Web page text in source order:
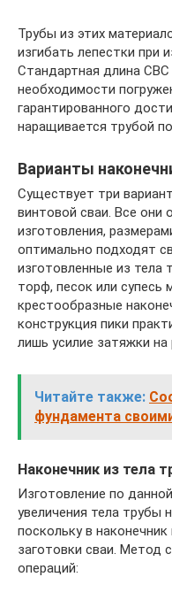
Трубы из этих
изгибать лепестки при
Стандартная длина СВС
необходимости
гарантированного
наращивается трубой
Варианты
Существует три
винтовой сваи. Все они
изготовления,
оптимально подходят
изготовленные из тела
торф, песок или супесь
крестообразные
конструкция пики
лишь усилие затяжки на
Читайте также:
фундамента
Наконечник из тела
Изготовление по
увеличения тела трубы
поскольку в
заготовки сваи. Метод
операций: